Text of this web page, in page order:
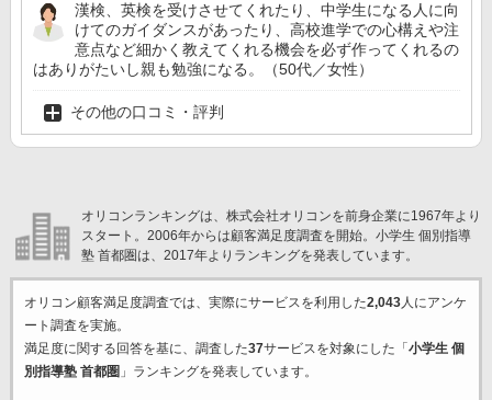
漢検、英検を受けさせてくれたり、中学生になる人に向
けてのガイダンスがあったり、高校進学での心構えや注
意点など細かく教えてくれる機会を必ず作ってくれるの
はありがたいし親も勉強になる。（50代／女性）
その他の口コミ・評判
オリコンランキングは、株式会社オリコンを前身企業に1967年より
スタート。2006年からは顧客満足度調査を開始。小学生 個別指導
塾 首都圏は、2017年よりランキングを発表しています。
オリコン顧客満足度調査では、実際にサービスを利用した2,043人にアンケ
ート調査を実施。
満足度に関する回答を基に、調査した37サービスを対象にした「 小学生 個
別指導塾 首都圏 」ランキングを発表しています。